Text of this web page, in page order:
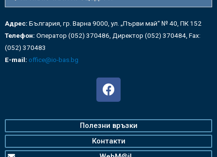
Адрес: България, гр. Варна 9000, ул. „Първи май“ № 40, ПК 152
Телефон: Оператор (052) 370486, Директор (052) 370484, Fax:
(052) 370483
E-mail: office@io-bas.bg
Полезни връзки
Контакти